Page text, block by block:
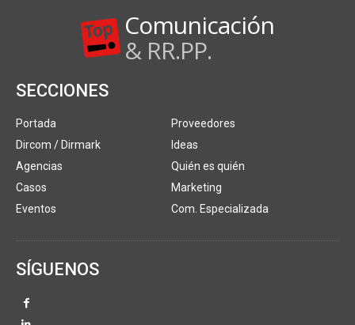
Comunicación
& RR.PP.
SECCIONES
Portada
Dircom / Dirmark
Agencias
Casos
Eventos
Proveedores
Ideas
Quién es quién
Marketing
Com. Especializada
SÍGUENOS